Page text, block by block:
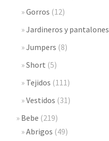
Gorros (12)
Jardineros y pantalones
Jumpers (8)
Short (5)
Tejidos (111)
Vestidos (31)
Bebe (219)
Abrigos (49)